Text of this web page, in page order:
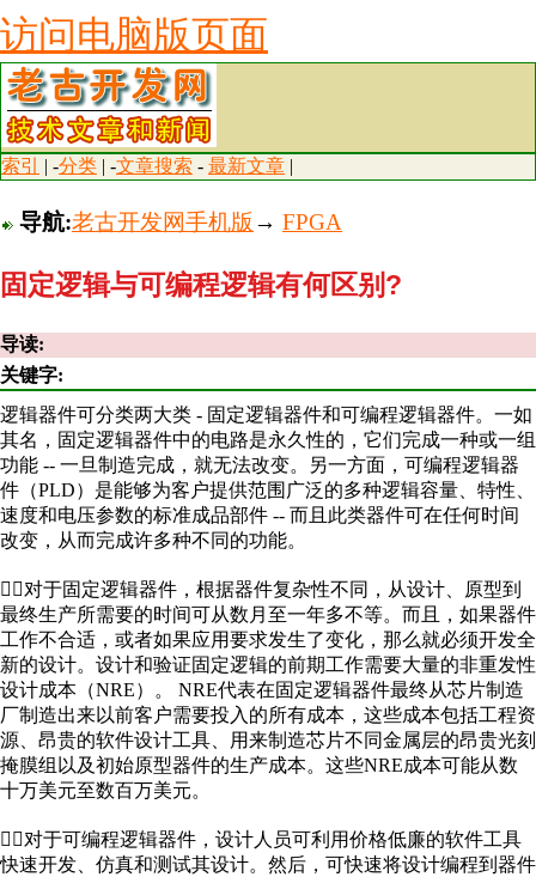
访问电脑版页面
索引 | -分类 | -文章搜索 - 最新文章 |
导航:老古开发网手机版 → FPGA
固定逻辑与可编程逻辑有何区别?
导读:
关键字:
逻辑器件可分类两大类 - 固定逻辑器件和可编程逻辑器件。一如
其名，固定逻辑器件中的电路是永久性的，它们完成一种或一组
功能 -- 一旦制造完成，就无法改变。另一方面，可编程逻辑器
件（PLD）是能够为客户提供范围广泛的多种逻辑容量、特性、
速度和电压参数的标准成品部件 -- 而且此类器件可在任何时间
改变，从而完成许多种不同的功能。
对于固定逻辑器件，根据器件复杂性不同，从设计、原型到
最终生产所需要的时间可从数月至一年多不等。而且，如果器件
工作不合适，或者如果应用要求发生了变化，那么就必须开发全
新的设计。设计和验证固定逻辑的前期工作需要大量的非重发性
设计成本（NRE）。 NRE代表在固定逻辑器件最终从芯片制造
厂制造出来以前客户需要投入的所有成本，这些成本包括工程资
源、昂贵的软件设计工具、用来制造芯片不同金属层的昂贵光刻
掩膜组以及初始原型器件的生产成本。这些NRE成本可能从数
十万美元至数百万美元。
对于可编程逻辑器件，设计人员可利用价格低廉的软件工具
快速开发、仿真和测试其设计。然后，可快速将设计编程到器件